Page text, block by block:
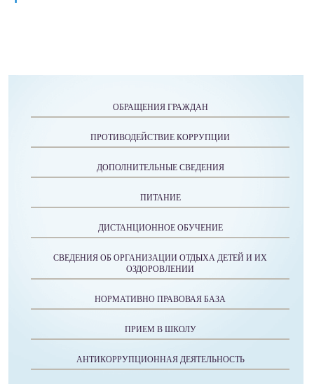
ОБРАЩЕНИЯ ГРАЖДАН
ПРОТИВОДЕЙСТВИЕ КОРРУПЦИИ
ДОПОЛНИТЕЛЬНЫЕ СВЕДЕНИЯ
ПИТАНИЕ
ДИСТАНЦИОННОЕ ОБУЧЕНИЕ
СВЕДЕНИЯ ОБ ОРГАНИЗАЦИИ ОТДЫХА ДЕТЕЙ И ИХ
ОЗДОРОВЛЕНИИ
НОРМАТИВНО ПРАВОВАЯ БАЗА
ПРИЕМ В ШКОЛУ
АНТИКОРРУПЦИОННАЯ ДЕЯТЕЛЬНОСТЬ